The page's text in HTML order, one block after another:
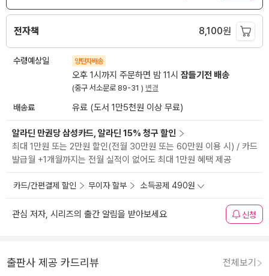
전자책 8,100원
수령예상일 양탄자배송
오후 1시까지 주문하면 밤 11시 잠들기전 배송
(중구 서소문로 89-31 ) 변경
배송료 유료 (도서 1만5천원 이상 무료)
알라딘 만권당 삼성카드, 알라딘 15% 청구 할인
최대 1만원 또는 2만원 할인(전월 30만원 또는 60만원 이용 시) / 카드
발급월 +1개월까지는 전월 실적이 없어도 최대 1만원 혜택 제공
카드/간편결제 할인 무이자 할부 소득공제 490원
관심 저자, 시리즈의 출간 알림을 받아보세요 신청
출판사 제공 카드리뷰 전체보기